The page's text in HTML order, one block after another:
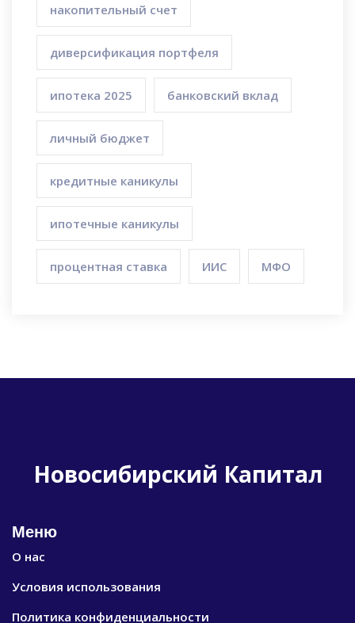
накопительный счет
диверсификация портфеля
ипотека 2025 банковский вклад
личный бюджет
кредитные каникулы
ипотечные каникулы
процентная ставка ИИС МФО
Новосибирский Капитал
Меню
О нас
Условия использования
Политика конфиденциальности